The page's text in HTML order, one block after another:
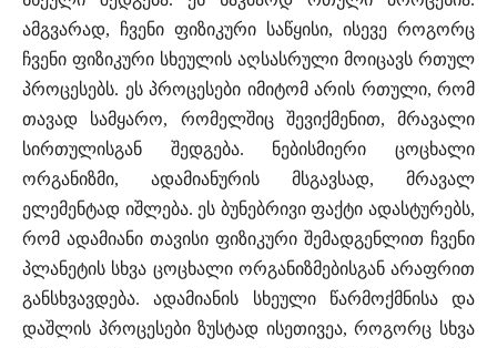
ამგვარად, ჩვენი ფიზიკური საწყისი, ისევე როგორც
ჩვენი ფიზიკური სხეულის აღსასრული მოიცავს რთულ
პროცესებს. ეს პროცესები იმიტომ არის რთული, რომ
თავად სამყარო, რომელშიც შევიქმენით, მრავალი
სირთულისგან შედგება. ნებისმიერი ცოცხალი
ორგანიზმი, ადამიანურის მსგავსად, მრავალ
ელემენტად იშლება. ეს ბუნებრივი ფაქტი ადასტურებს,
რომ ადამიანი თავისი ფიზიკური შემადგენლით ჩვენი
პლანეტის სხვა ცოცხალი ორგანიზმებისგან არაფრით
განსხვავდება. ადამიანის სხეული წარმოქმნისა და
დაშლის პროცესები ზუსტად ისეთივეა, როგორც სხვა